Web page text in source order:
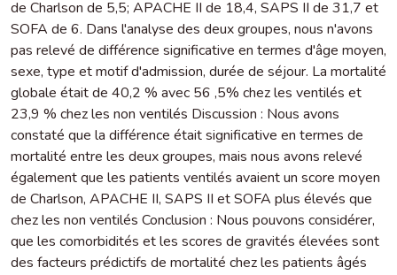
de Charlson de 5,5; APACHE II de 18,4, SAPS II de 31,7 et
SOFA de 6. Dans l'analyse des deux groupes, nous n'avons
pas relevé de différence significative en termes d'âge moyen,
sexe, type et motif d'admission, durée de séjour. La mortalité
globale était de 40,2 % avec 56 ,5% chez les ventilés et
23,9 % chez les non ventilés Discussion : Nous avons
constaté que la différence était significative en termes de
mortalité entre les deux groupes, mais nous avons relevé
également que les patients ventilés avaient un score moyen
de Charlson, APACHE II, SAPS II et SOFA plus élevés que
chez les non ventilés Conclusion : Nous pouvons considérer,
que les comorbidités et les scores de gravités élevées sont
des facteurs prédictifs de mortalité chez les patients âgés